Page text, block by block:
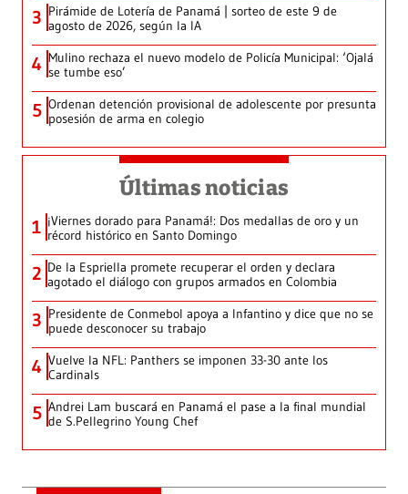
3 Pirámide de Lotería de Panamá | sorteo de este 9 de
agosto de 2026, según la IA
4 Mulino rechaza el nuevo modelo de Policía Municipal: ‘Ojalá
se tumbe eso’
5 Ordenan detención provisional de adolescente por presunta
posesión de arma en colegio
Últimas noticias
1 ¡Viernes dorado para Panamá!: Dos medallas de oro y un
récord histórico en Santo Domingo
2 De la Espriella promete recuperar el orden y declara
agotado el diálogo con grupos armados en Colombia
3 Presidente de Conmebol apoya a Infantino y dice que no se
puede desconocer su trabajo
4 Vuelve la NFL: Panthers se imponen 33-30 ante los
Cardinals
5 Andrei Lam buscará en Panamá el pase a la final mundial
de S.Pellegrino Young Chef